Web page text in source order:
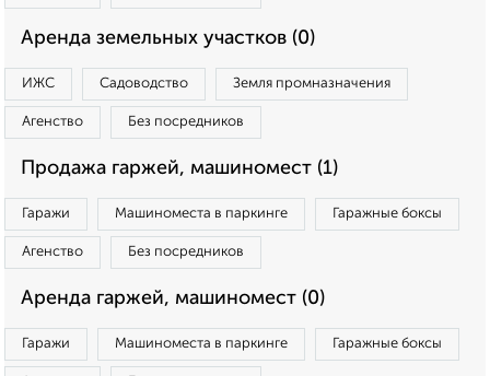
Аренда земельных участков (0)
ИЖС Садоводство Земля промназначения
Агенство Без посредников
Продажа гаржей, машиномест (1)
Гаражи Машиноместа в паркинге Гаражные боксы
Агенство Без посредников
Аренда гаржей, машиномест (0)
Гаражи Машиноместа в паркинге Гаражные боксы